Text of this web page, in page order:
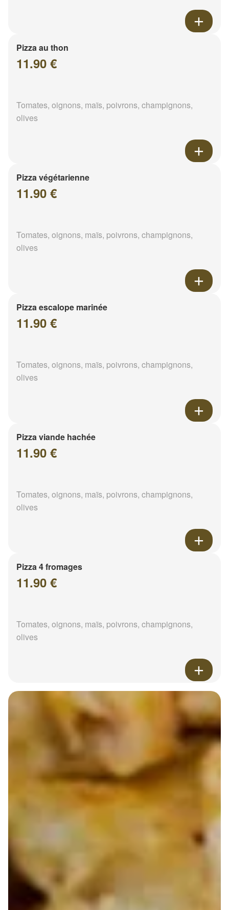
Pizza au thon
11.90 €
Tomates, oignons, maïs, poivrons, champignons,
olives
Pizza végétarienne
11.90 €
Tomates, oignons, maïs, poivrons, champignons,
olives
Pizza escalope marinée
11.90 €
Tomates, oignons, maïs, poivrons, champignons,
olives
Pizza viande hachée
11.90 €
Tomates, oignons, maïs, poivrons, champignons,
olives
Pizza 4 fromages
11.90 €
Tomates, oignons, maïs, poivrons, champignons,
olives